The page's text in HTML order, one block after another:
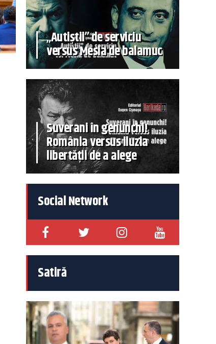
„Autiștii” de serviciu
versus Mesia de balamuc
Suverani în genunchi!
România versus iluzia
libertății de a alege
Social Network
Satiră